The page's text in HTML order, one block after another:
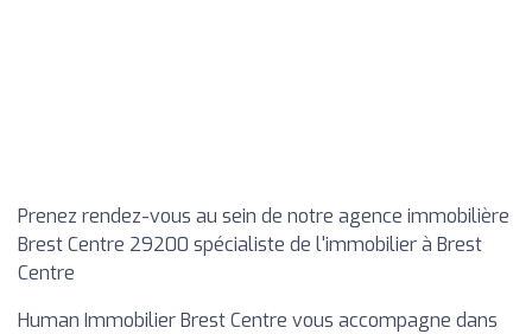
Prenez rendez-vous au sein de notre agence immobilière
Brest Centre 29200 spécialiste de l'immobilier à Brest
Centre
Human Immobilier Brest Centre vous accompagne dans